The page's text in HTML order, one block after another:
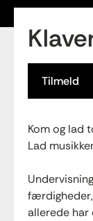
Tilmeld
Kom og lad
Lad
allerede har